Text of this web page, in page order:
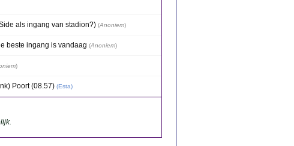
als ingang van stadion?) (Anoniem)
beste ingang is vandaag (Anoniem)
)
Poort (08.57) (Esta)